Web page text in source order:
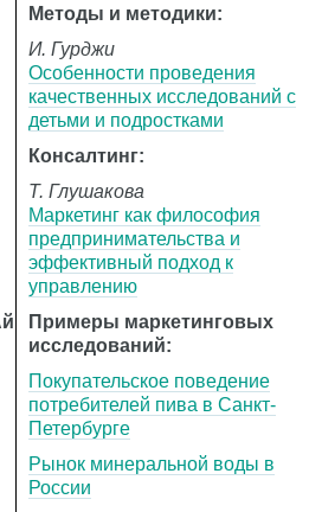
Методы и методики:
И. Гурджи
Особенности проведения
качественных исследований с
детьми и подростками
Консалтинг:
Т. Глушакова
Маркетинг как философия
предпринимательства и
эффективный подход к
управлению
Примеры маркетинговых
исследований:
Покупательское поведение
потребителей пива в Санкт-
Петербурге
Рынок минеральной воды в
России